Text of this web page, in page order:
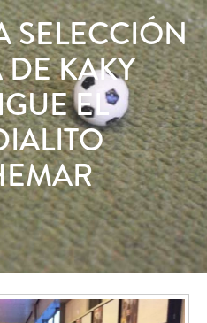
SELECCIÓN
KAKY
EL